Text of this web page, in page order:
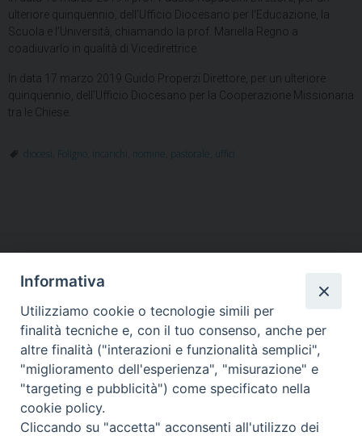
ulteriore quinquennio, dell’Ufficio Diocesano per l’Educazione, la
Scuola e l’Università, chiamando la prof. Mariella Regno a
coadiuvarlo in qualità di Vicedirettrice.
In data 17 marzo 2019 Guido Properzi Direttore, per un ulteriore
quinquennio, dell’Ufficio Diocesano per la Cooperazione Missionaria
tra le Chiese.
diocesi Foligno incarichi nomine pastorale uffici
HOME VESCOVO ORARI MESSE
CURIA VESCOVILE
TUTELA MINORI
UFFICI PASTORALI PERSONE
VITA CONSACRATA
DOCUMENTI
CONTATTI
Copyright © 2018 Diocesi di Foligno /Curia . Piazza Mons. Faloci 3 - 06034
tel. 0742 350473 fax 0742 349021 email: info@diocesidifoligno.it . pec:
Informativa
Utilizziamo cookie o tecnologie simili per
finalità tecniche e, con il tuo consenso, anche per
altre finalità ("interazioni e funzionalità semplici",
"miglioramento dell'esperienza", "misurazione" e
"targeting e pubblicità") come specificato nella
cookie policy.
Cliccando su "accetta" acconsenti all'utilizzo dei